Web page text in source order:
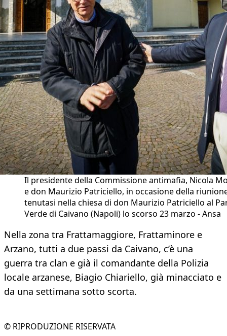
Il presidente della Commissione antimafia, Nicola
e don Maurizio Patriciello, in occasione della
tenutasi nella chiesa di don Maurizio Patriciello al
Verde di Caivano (Napoli) lo scorso 23 marzo - Ansa
Nella zona tra Frattamaggiore, Frattaminore e
Arzano, tutti a due passi da Caivano, c’è una
guerra tra clan e già il comandante della Polizia
locale arzanese, Biagio Chiariello, già minacciato e
da una settimana sotto scorta.
© RIPRODUZIONE RISERVATA